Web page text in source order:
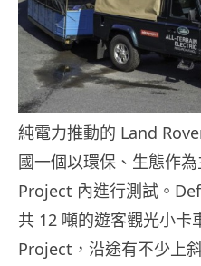
純電力推動的 Land
國一個以環保、生態作
Project 內進行測試。
共 12 噸的遊客觀光小卡
Project，沿途有不少上